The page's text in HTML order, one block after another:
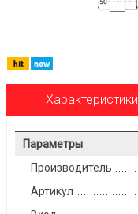
Характеристики
Параметры
Производитель
Артикул